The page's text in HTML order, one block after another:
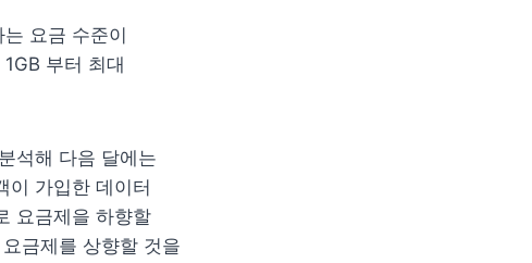
요금 수준이
부터 최대
석해 다음 달에는
이 가입한 데이터
요금제을 하향할
금제를 상향할 것을